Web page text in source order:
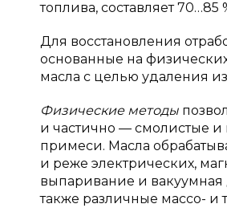
топлива, составляет
Для восстановления
основанные на
масла с целью удаления
Физические методы
и частично — смолистые
примеси. Масла
и реже электрических,
выпаривание и вакуумная
также различные массо-